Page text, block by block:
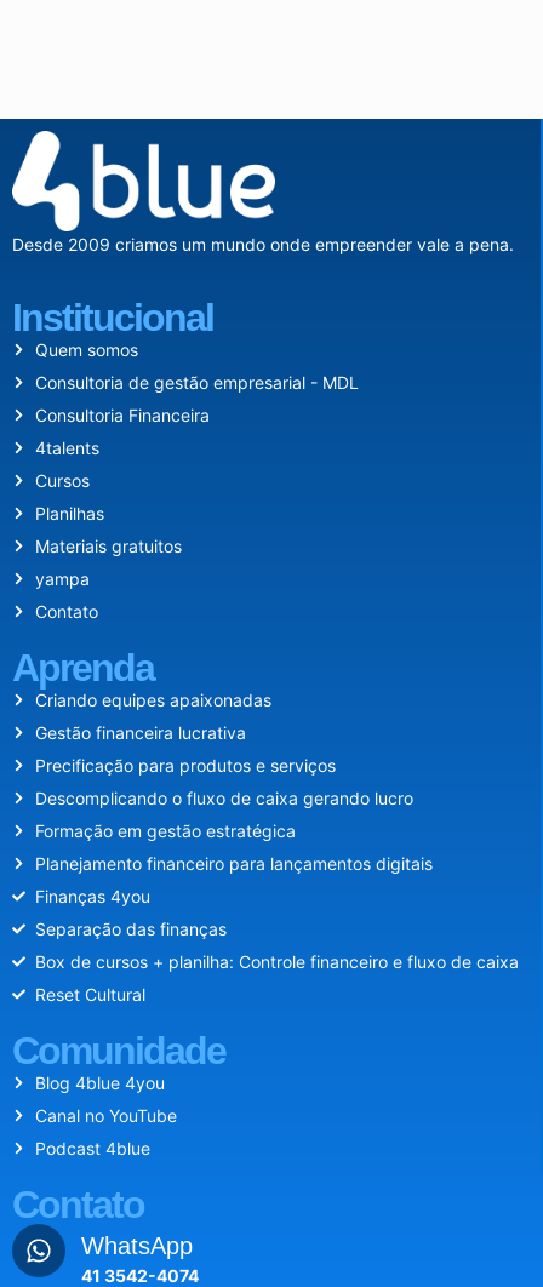
Desde 2009 criamos um mundo onde empreender vale a pena.
Institucional
Quem somos
Consultoria de gestão empresarial - MDL
Consultoria Financeira
4talents
Cursos
Planilhas
Materiais gratuitos
yampa
Contato
Aprenda
Criando equipes apaixonadas
Gestão financeira lucrativa
Precificação para produtos e serviços
Descomplicando o fluxo de caixa gerando lucro
Formação em gestão estratégica
Planejamento financeiro para lançamentos digitais
Finanças 4you
Separação das finanças
Box de cursos + planilha: Controle financeiro e fluxo de caixa
Reset Cultural
Comunidade
Blog 4blue 4you
Canal no YouTube
Podcast 4blue
Contato
WhatsApp
41 3542-4074